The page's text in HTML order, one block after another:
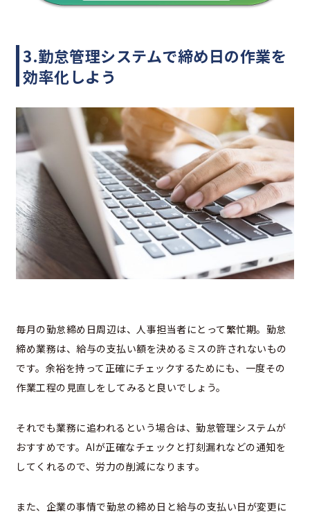
3.勤怠管理システムで締め日の作業を
効率化しよう
毎月の勤怠締め日周辺は、人事担当者にとって繁忙期。勤怠
締め業務は、給与の支払い額を決めるミスの許されないもの
です。余裕を持って正確にチェックするためにも、一度その
作業工程の見直しをしてみると良いでしょう。
それでも業務に追われるという場合は、勤怠管理システムが
おすすめです。AIが正確なチェックと打刻漏れなどの通知を
してくれるので、労力の削減になります。
また、企業の事情で勤怠の締め日と給与の支払い日が変更に